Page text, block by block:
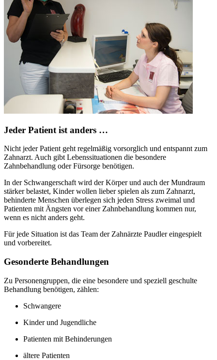
Jeder Patient ist anders …
Nicht jeder Patient geht regelmäßig vorsorglich und entspannt zum
Zahnarzt. Auch gibt Lebenssituationen die besondere
Zahnbehandlung oder Fürsorge benötigen.
In der Schwangerschaft wird der Körper und auch der Mundraum
stärker belastet, Kinder wollen lieber spielen als zum Zahnarzt,
behinderte Menschen überlegen sich jeden Stress zweimal und
Patienten mit Ängsten vor einer Zahnbehandlung kommen nur,
wenn es nicht anders geht.
Für jede Situation ist das Team der Zahnärzte Paudler eingespielt
und vorbereitet.
Gesonderte Behandlungen
Zu Personengruppen, die eine besondere und speziell geschulte
Behandlung benötigen, zählen:
Schwangere
Kinder und Jugendliche
Patienten mit Behinderungen
ältere Patienten